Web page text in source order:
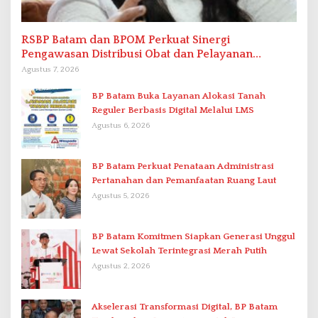
RSBP Batam dan BPOM Perkuat Sinergi
Pengawasan Distribusi Obat dan Pelayanan
Kefarmasian
Agustus 7, 2026
BP Batam Buka Layanan Alokasi Tanah
Reguler Berbasis Digital Melalui LMS
Agustus 6, 2026
BP Batam Perkuat Penataan Administrasi
Pertanahan dan Pemanfaatan Ruang Laut
Agustus 5, 2026
BP Batam Komitmen Siapkan Generasi Unggul
Lewat Sekolah Terintegrasi Merah Putih
Agustus 2, 2026
Akselerasi Transformasi Digital, BP Batam